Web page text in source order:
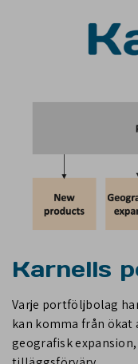
Karnells
Varje portföljbolag
kan komma från
geografisk